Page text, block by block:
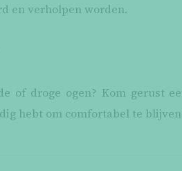
en verholpen worden.
of droge ogen? Kom gerust
hebt om comfortabel te